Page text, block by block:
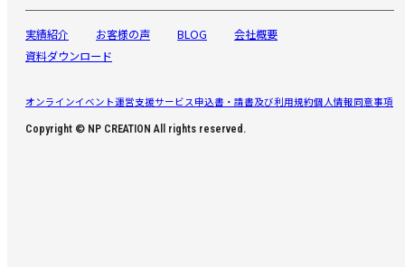
実績紹介 お客様の声 BLOG
会社概要
資料ダウンロード
オンラインイベント運営支援サービス申込書・請書及び利用規約個人情報同意事項
Copyright © NP CREATION All rights reserved.